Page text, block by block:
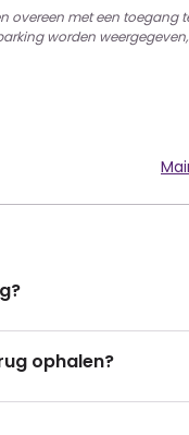
overeen met een toegang
worden
ophalen?